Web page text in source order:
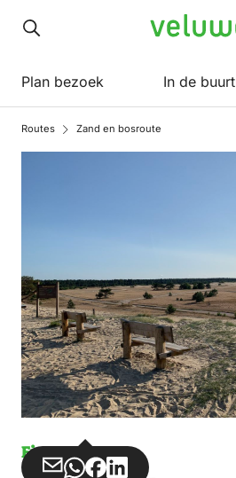
Veluwe
Plan bezoek In de buurt
Routes Zand en bosroute
Fietsen
DeelDeelDeelDeel